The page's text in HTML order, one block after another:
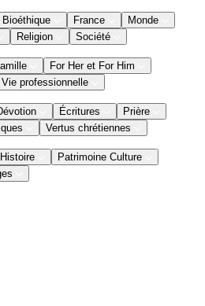
Bioéthique France
Monde
Religion Société
For Her et For Him
Vie professionnelle
Écritures
Prière
Vertus chrétiennes
Histoire
Patrimoine Culture